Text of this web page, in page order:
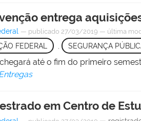
entrega
— publicado 27/03/2019 — última
FEDERAL SEGURANÇA
até o fim do primeiro
em Centro de